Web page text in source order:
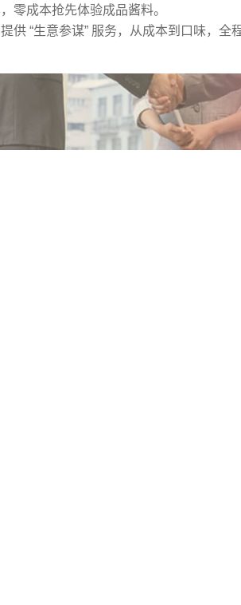
零成本抢先体验成品酱料。
供 “生意参谋” 服务，从成本到口味，全